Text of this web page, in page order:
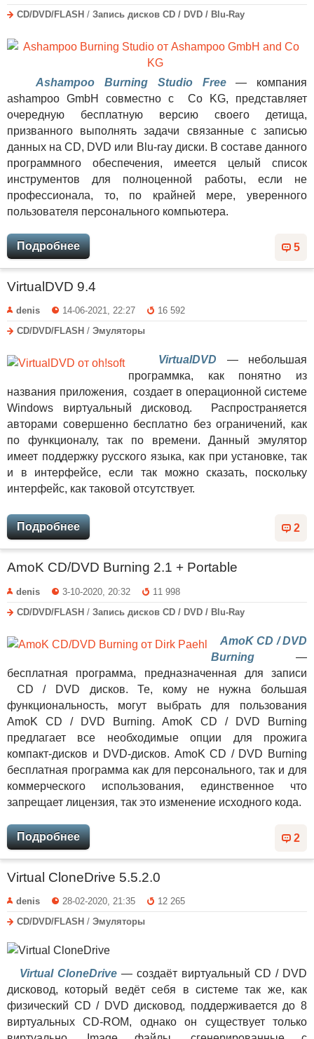
CD/DVD/FLASH / Запись дисков CD / DVD / Blu-Ray
Ashampoo Burning Studio Free— компания
ashampoo GmbH совместно с Co KG, представляет
очередную бесплатную версию своего детища,
призванного выполнять задачи связанные с записью
данных на CD, DVD или Blu-ray диски. В составе данного
программного обеспечения, имеется целый список
инструментов для полноценной работы, если не
профессионала, то, по крайней мере, уверенного
пользователя персонального компьютера.
5
Подробнее
VirtualDVD 9.4
denis 14-06-2021, 22:27
16 592
CD/DVD/FLASH / Эмуляторы
VirtualDVD — небольшая
программка, как понятно из
названия приложения, создает в операционной системе
Windows виртуальный дисковод. Распространяется
авторами совершенно бесплатно без ограничений, как
по функционалу, так по времени. Данный эмулятор
имеет поддержку русского языка, как при установке, так
и в интерфейсе, если так можно сказать, поскольку
интерфейс, как таковой отсутствует.
2
Подробнее
AmoK CD/DVD Burning 2.1 + Portable
denis 3-10-2020, 20:32
11 998
CD/DVD/FLASH / Запись дисков CD / DVD / Blu-Ray
AmoK CD / DVD
Burning —
бесплатная программа, предназначенная для записи
CD / DVD дисков. Те, кому не нужна большая
функциональность, могут выбрать для пользования
AmoK CD / DVD Burning. AmoK CD / DVD Burning
предлагает все необходимые опции для прожига
компакт-дисков и DVD-дисков. AmoK CD / DVD Burning
бесплатная программа как для персонального, так и для
коммерческого использования, единственное что
запрещает лицензия, так это изменение исходного кода.
2
Подробнее
Virtual CloneDrive 5.5.2.0
denis 28-02-2020, 21:35
12 265
CD/DVD/FLASH / Эмуляторы
Virtual CloneDrive — создаёт виртуальный CD / DVD
дисковод, который ведёт себя в системе так же, как
физический CD / DVD дисковод, поддерживается до 8
виртуальных CD-ROM, однако он существует только